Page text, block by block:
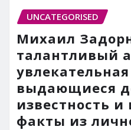
UNCATEGORISED
Михаил
талантливый
выдающиеся
известность
факты из